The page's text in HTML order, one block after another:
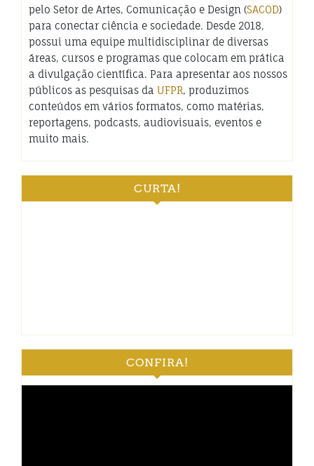
pelo Setor de Artes, Comunicação e Design (SACOD)
para conectar ciência e sociedade. Desde 2018,
possui uma equipe multidisciplinar de diversas
áreas, cursos e programas que colocam em prática
a divulgação científica. Para apresentar aos nossos
públicos as pesquisas da UFPR, produzimos
conteúdos em vários formatos, como matérias,
reportagens, podcasts, audiovisuais, eventos e
muito mais.
CURTA!
CONFIRA!